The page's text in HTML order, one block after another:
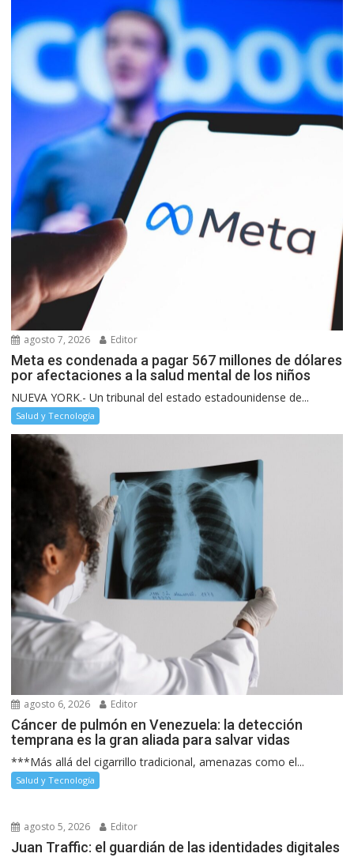
agosto 7, 2026 Editor
Meta es condenada a pagar 567 millones de dólares
por afectaciones a la salud mental de los niños
NUEVA YORK.- Un tribunal del estado estadounidense de...
Salud y Tecnología
agosto 6, 2026 Editor
Cáncer de pulmón en Venezuela: la detección
temprana es la gran aliada para salvar vidas
***Más allá del cigarrillo tradicional, amenazas como el...
Salud y Tecnología
agosto 5, 2026 Editor
Juan Traffic: el guardián de las identidades digitales